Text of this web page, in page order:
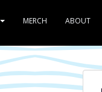
MERCH ABOUT